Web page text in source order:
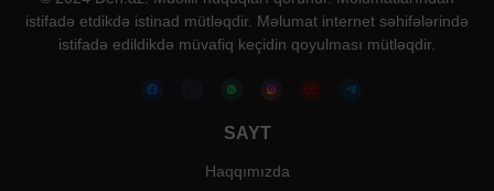
istifadə etdikdə istinad mütləqdir. Məlumat internet səhifələrində
istifadə edildikdə müvafiq keçidin qoyulması mütləqdir.
SAYT
Haqqımızda